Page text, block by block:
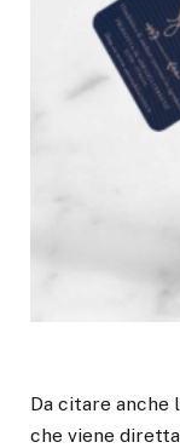
Da citare
che viene